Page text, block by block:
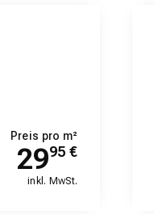
Preis pro m²
2995 €
inkl. MwSt.